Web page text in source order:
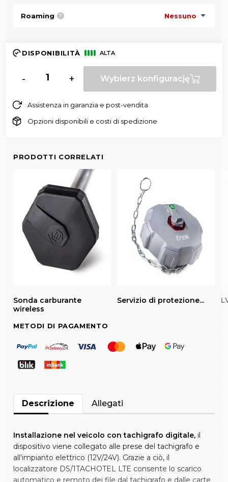
Roaming ? Nessuno
DISPONIBILITÀ ALTA
- + Wybierz konfigurację
Assistenza in garanzia e post-vendita
Opzioni disponibili e costi di spedizione
PRODOTTI CORRELATI
Sonda carburante
wireless
Servizio di protezione...
METODI DI PAGAMENTO
Descrizione Allegati
Installazione nel veicolo con tachigrafo digitale, il
dispositivo viene collegato alle prese del tachigrafo e
all'impianto elettrico (12V/24V). Grazie a ciò, il
localizzatore DS/1TACHOTEL LTE consente lo scarico